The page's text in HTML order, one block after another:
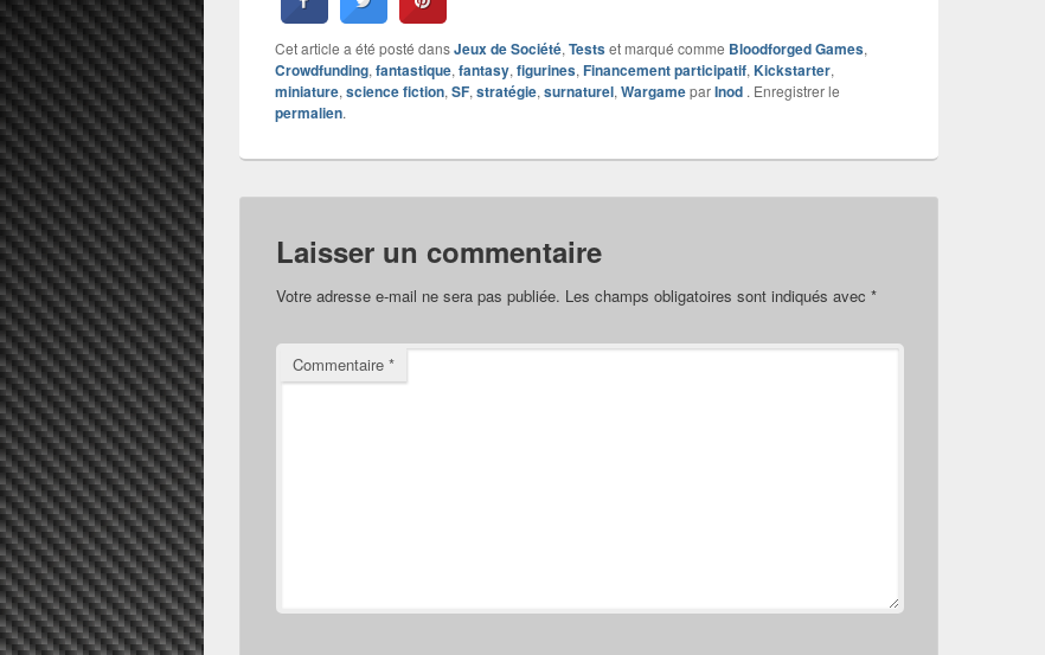
Cet article a été posté dansJeux de Société, Testset marqué comme Bloodforged Games,
Crowdfunding, fantastique, fantasy, figurines, Financement participatif, Kickstarter,
miniature, science fiction, SF, stratégie, surnaturel, WargameparInod . Enregistrer le
permalien.
Laisser un commentaire
Votre adresse e-mail ne sera pas publiée. Les champs obligatoires sont indiqués avec *
Commentaire *